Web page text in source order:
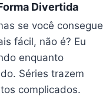
Divertida
se você consegue
fácil, não é? Eu
enquanto
Séries trazem
complicados.